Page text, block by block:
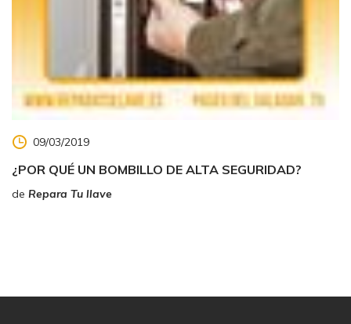
09/03/2019
¿POR QUÉ UN BOMBILLO DE ALTA SEGURIDAD?
de Repara Tu llave